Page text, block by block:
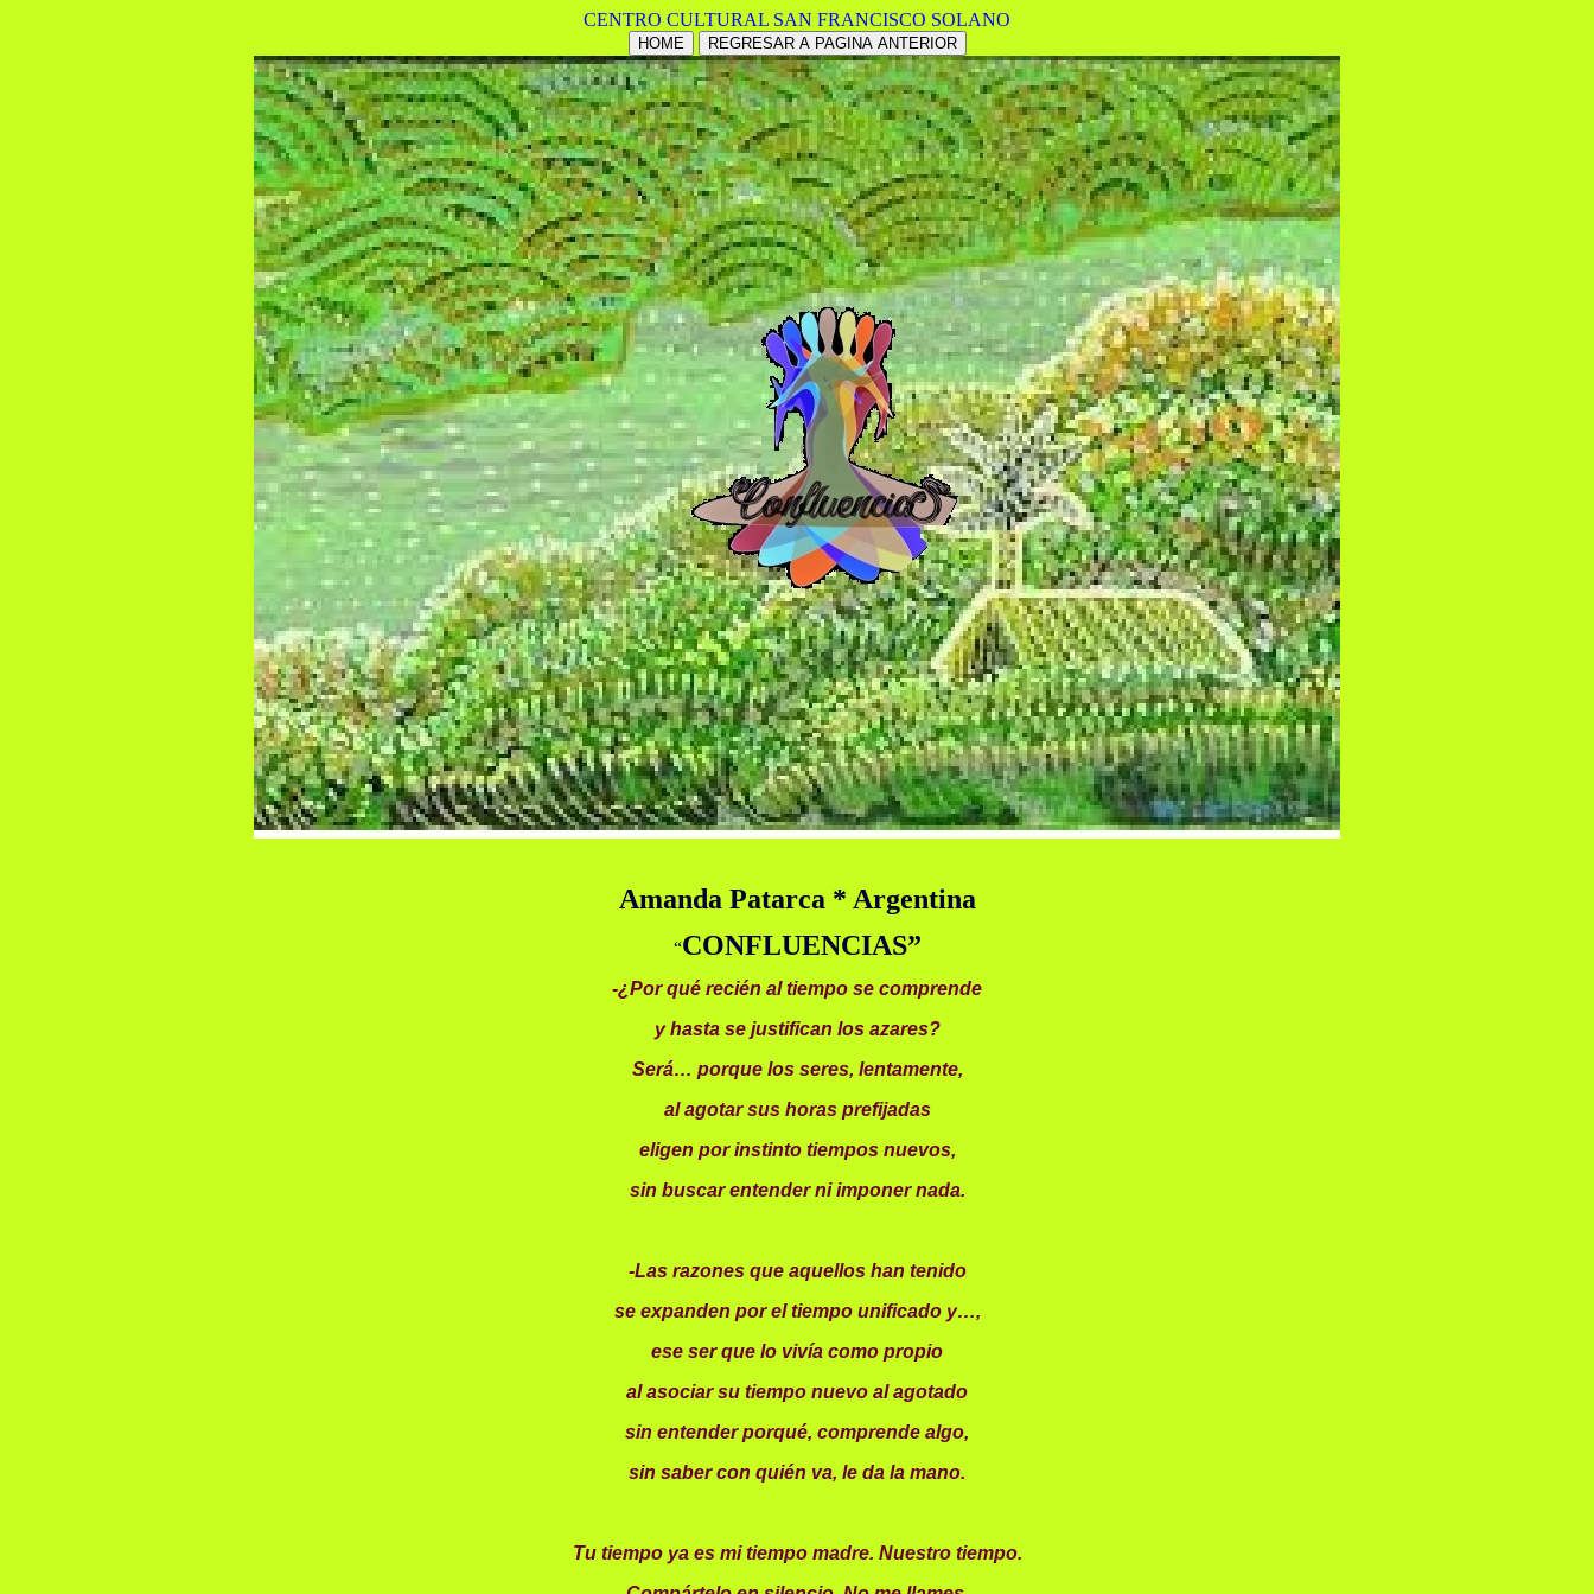
CENTRO CULTURAL SAN FRANCISCO SOLANO
HOME REGRESAR A PAGINA ANTERIOR
Amanda Patarca * Argentina
“CONFLUENCIAS”
-¿Por qué recién al tiempo se comprende
y hasta se justifican los azares?
Será… porque los seres, lentamente,
al agotar sus horas prefijadas
eligen por instinto tiempos nuevos,
sin buscar entender ni imponer nada.
-Las razones que aquellos han tenido
se expanden por el tiempo unificado y…,
ese ser que lo vivía como propio
al asociar su tiempo nuevo al agotado
sin entender porqué, comprende algo,
sin saber con quién va, le da la mano.
Tu tiempo ya es mi tiempo madre. Nuestro tiempo.